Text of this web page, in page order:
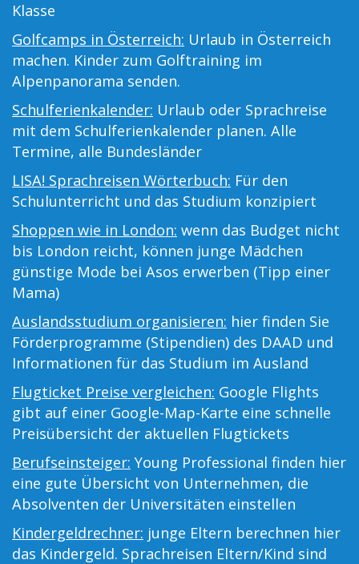
Klasse
Golfcamps in Österreich: Urlaub in Österreich
machen. Kinder zum Golftraining im
Alpenpanorama senden.
Schulferienkalender: Urlaub oder Sprachreise
mit dem Schulferienkalender planen. Alle
Termine, alle Bundesländer
LISA! Sprachreisen Wörterbuch: Für den
Schulunterricht und das Studium konzipiert
Shoppen wie in London: wenn das Budget nicht
bis London reicht, können junge Mädchen
günstige Mode bei Asos erwerben (Tipp einer
Mama)
Auslandsstudium organisieren: hier finden Sie
Förderprogramme (Stipendien) des DAAD und
Informationen für das Studium im Ausland
Flugticket Preise vergleichen: Google Flights
gibt auf einer Google-Map-Karte eine schnelle
Preisübersicht der aktuellen Flugtickets
Berufseinsteiger: Young Professional finden hier
eine gute Übersicht von Unternehmen, die
Absolventen der Universitäten einstellen
Kindergeldrechner: junge Eltern berechnen hier
das Kindergeld. Sprachreisen Eltern/Kind sind